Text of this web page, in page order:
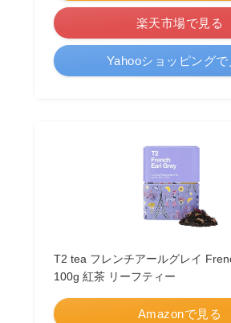
楽天市場で見る
Yahooショッピングで
T2 tea フレンチアールグレイ
100g 紅茶 リーフティー
Amazonで見る